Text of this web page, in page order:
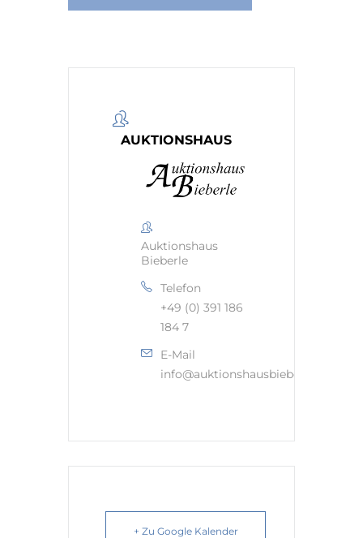
AUKTIONSHAUS
Auktionshaus
Bieberle
Telefon
+49 (0) 391 186
184 7
E-Mail
info@auktionshausbieberle.de
+ Zu Google Kalender